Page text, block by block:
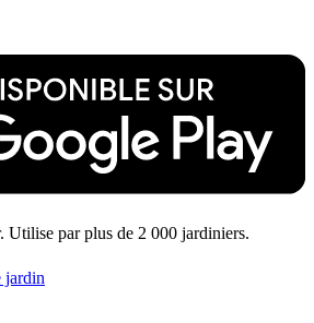
Utilise par plus de 2 000 jardiniers.
jardin